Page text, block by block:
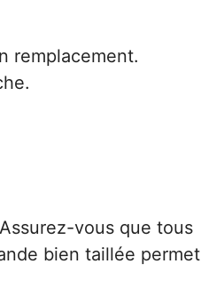
remplacement.
vous que tous
bien taillée permet